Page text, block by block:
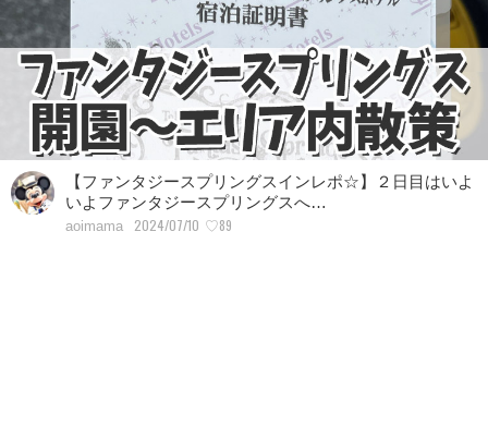
【ファンタジースプリングスインレポ☆】２日目はいよ
いよファンタジースプリングスへ…
aoimama 2024/07/10 ♡89